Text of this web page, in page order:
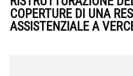
COPERTURE DI UNA
ASSISTENZIALE A